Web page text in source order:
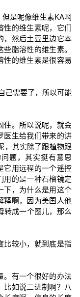
是呢像维生素KA啊
性的维生素呢，它们
，然后土豆里边它本
脂溶性的维生素。
性的维生素是很容易
己需要了，所以可能
住。所以说呢，就会
医生给我们带来的讲
，其实除了跟植物跟
题，其实挺有意思
它用远程的一个遥控
用的是一种石榴镜定
下，为什么是用这个
释啊，因为美国人他
转成一个圈儿，那么
比较小，就到底是指
。有一个很好的办法
比如说二进制啊？八